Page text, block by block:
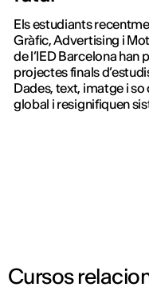
Els estudiants
Gràfic, Advertising i
de l’IED Barcelona han
projectes finals
Dades, text, imatge i so
global i resignifiquen
Cursos